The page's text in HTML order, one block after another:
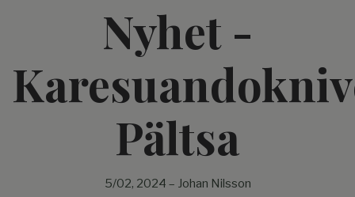
Nyhet -
Pältsa
5/02, 2024 – Johan Nilsson